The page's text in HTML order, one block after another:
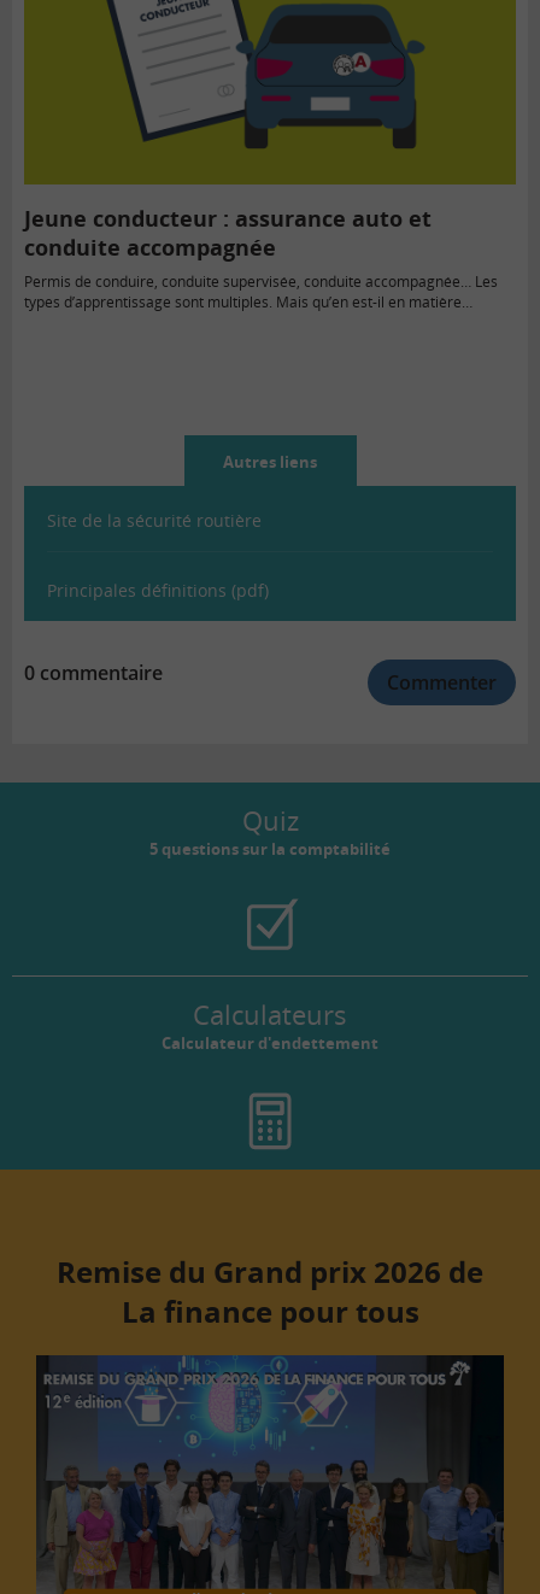
Jeune conducteur : assurance auto et
conduite accompagnée
Permis de conduire, conduite supervisée, conduite accompagnée… Les
types d’apprentissage sont multiples. Mais qu’en est-il en matière
Autres liens
Site de la sécurité routière
Principales définitions (pdf)
0 commentaire Commenter
Quiz
5 questions sur la comptabilité
Calculateurs
Calculateur d'endettement
Remise du Grand prix 2026 de
La finance pour tous